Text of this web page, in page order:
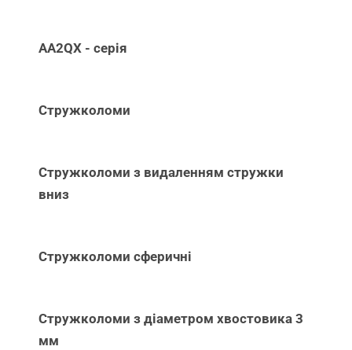
AA2QX - серія
Стружколоми
Стружколоми з видаленням стружки
вниз
Стружколоми сферичні
Стружколоми з діаметром хвостовика 3
мм